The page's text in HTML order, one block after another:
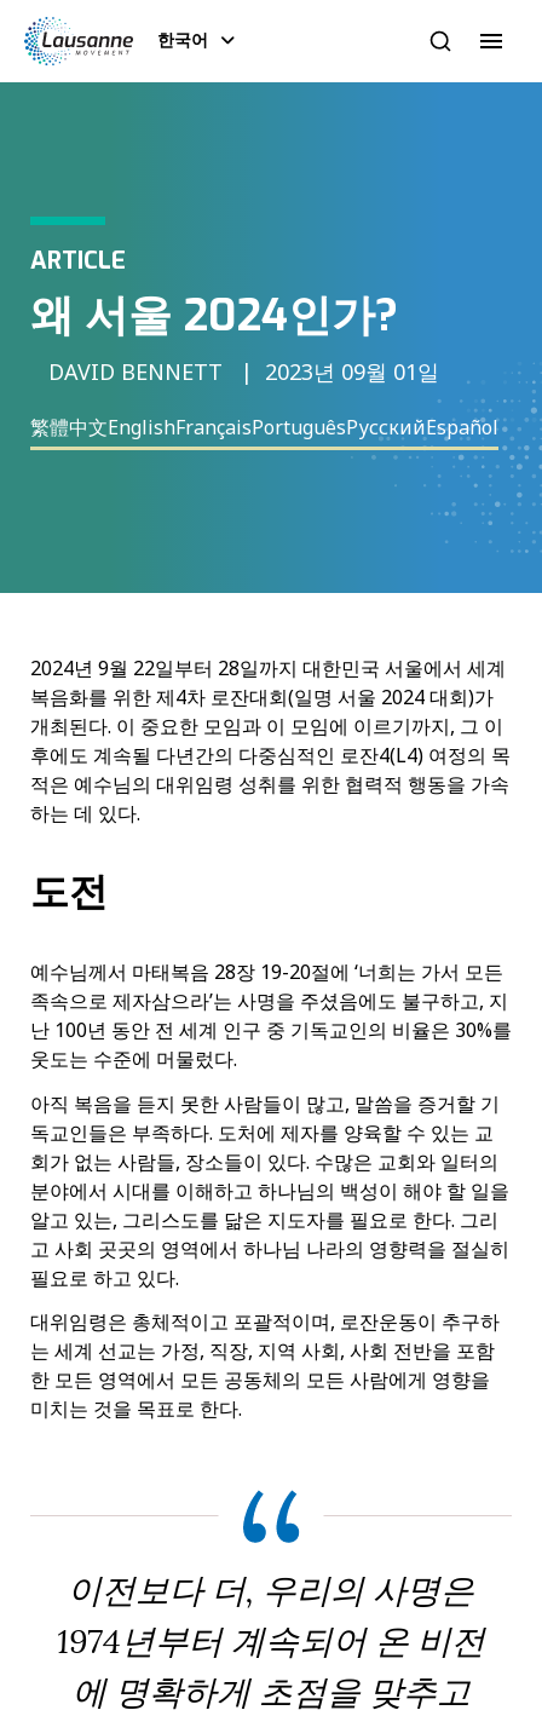
한국어
ARTICLE
왜 서울 2024인가?
DAVID BENNETT 2023년 09월 01일
繁體中文EnglishFrançaisPortuguêsРусскийEspañol
2024년 9월 22일부터 28일까지 대한민국 서울에서 세계
복음화를 위한 제4차 로잔대회(일명 서울 2024 대회)가
개최된다. 이 중요한 모임과 이 모임에 이르기까지, 그 이
후에도 계속될 다년간의 다중심적인 로잔4(L4) 여정의 목
적은 예수님의 대위임령 성취를 위한 협력적 행동을 가속
하는 데 있다.
도전
예수님께서 마태복음 28장 19-20절에 ‘너희는 가서 모든
족속으로 제자삼으라’는 사명을 주셨음에도 불구하고, 지
난 100년 동안 전 세계 인구 중 기독교인의 비율은 30%를
웃도는 수준에 머물렀다.
아직 복음을 듣지 못한 사람들이 많고, 말씀을 증거할 기
독교인들은 부족하다. 도처에 제자를 양육할 수 있는 교
회가 없는 사람들, 장소들이 있다. 수많은 교회와 일터의
분야에서 시대를 이해하고 하나님의 백성이 해야 할 일을
알고 있는, 그리스도를 닮은 지도자를 필요로 한다. 그리
고 사회 곳곳의 영역에서 하나님 나라의 영향력을 절실히
필요로 하고 있다.
대위임령은 총체적이고 포괄적이며, 로잔운동이 추구하
는 세계 선교는 가정, 직장, 지역 사회, 사회 전반을 포함
한 모든 영역에서 모든 공동체의 모든 사람에게 영향을
미치는 것을 목표로 한다.
이전보다 더, 우리의 사명은
1974년부터 계속되어 온 비전
에 명확하게 초점을 맞추고